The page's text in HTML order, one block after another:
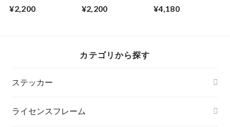
¥2,200 ¥2,200
フレーム
¥4,180
カテゴリから探す
ステッカー
ライセンスフレーム